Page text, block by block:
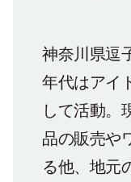
神奈川県逗
年代はアイ
して活動。
品の販売や
る他、地元